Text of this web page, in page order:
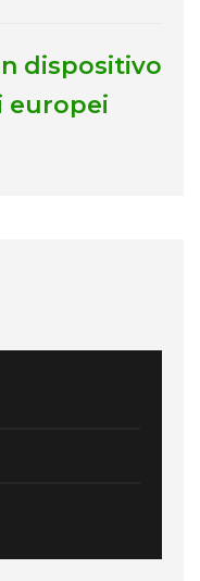
dispositivo
europei